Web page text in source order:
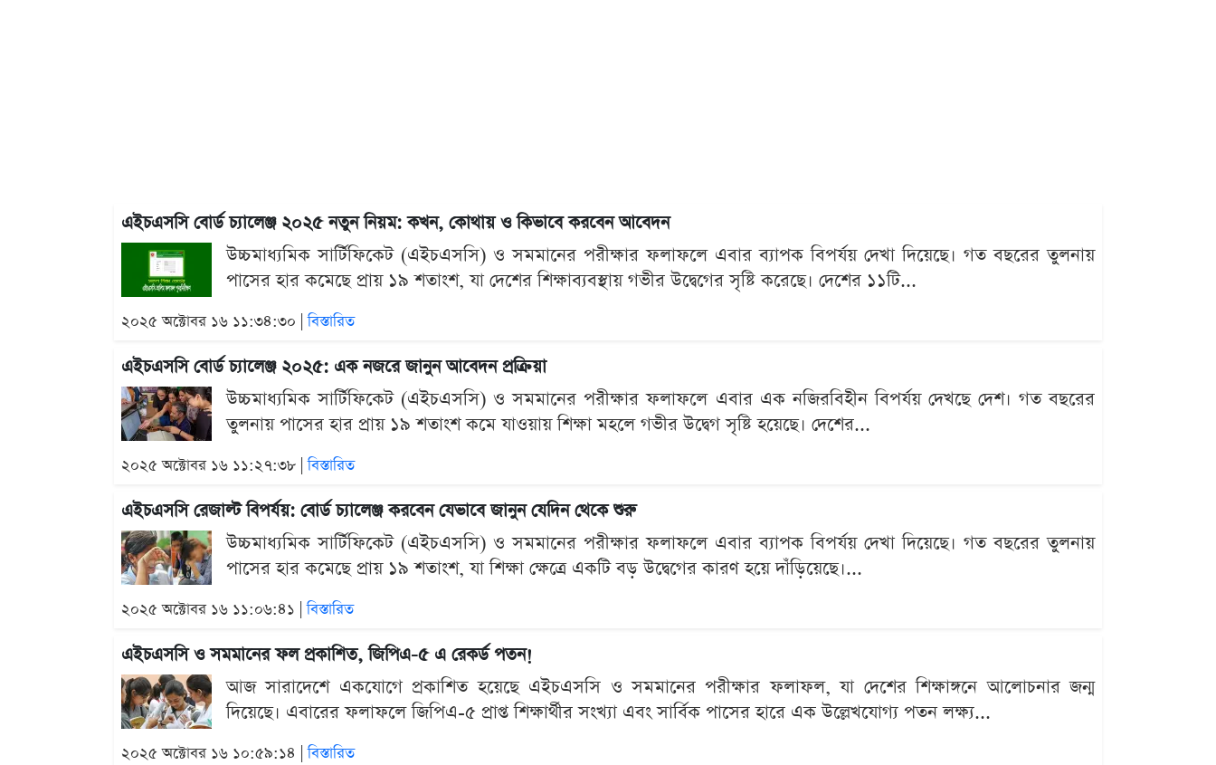
এইচএসসি বোর্ড চ্যালেঞ্জ ২০২৫ নতুন নিয়ম: কখন, কোথায় ও কিভাবে করবেন আবেদন
উচ্চমাধ্যমিক সার্টিফিকেট (এইচএসসি) ও সমমানের পরীক্ষার ফলাফলে এবার ব্যাপক বিপর্যয় দেখা দিয়েছে। গত বছরের তুলনায়
পাসের হার কমেছে প্রায় ১৯ শতাংশ, যা দেশের শিক্ষাব্যবস্থায় গভীর উদ্বেগের সৃষ্টি করেছে। দেশের ১১টি...
২০২৫ অক্টোবর ১৬ ১১:৩৪:৩০ |বিস্তারিত
এইচএসসি বোর্ড চ্যালেঞ্জ ২০২৫: এক নজরে জানুন আবেদন প্রক্রিয়া
উচ্চমাধ্যমিক সার্টিফিকেট (এইচএসসি) ও সমমানের পরীক্ষার ফলাফলে এবার এক নজিরবিহীন বিপর্যয় দেখছে দেশ। গত বছরের
তুলনায় পাসের হার প্রায় ১৯ শতাংশ কমে যাওয়ায় শিক্ষা মহলে গভীর উদ্বেগ সৃষ্টি হয়েছে। দেশের...
২০২৫ অক্টোবর ১৬ ১১:২৭:৩৮ |বিস্তারিত
এইচএসসি রেজাল্ট বিপর্যয়: বোর্ড চ্যালেঞ্জ করবেন যেভাবে জানুন যেদিন থেকে শুরু
উচ্চমাধ্যমিক সার্টিফিকেট (এইচএসসি) ও সমমানের পরীক্ষার ফলাফলে এবার ব্যাপক বিপর্যয় দেখা দিয়েছে। গত বছরের তুলনায়
পাসের হার কমেছে প্রায় ১৯ শতাংশ, যা শিক্ষা ক্ষেত্রে একটি বড় উদ্বেগের কারণ হয়ে দাঁড়িয়েছে।...
২০২৫ অক্টোবর ১৬ ১১:০৬:৪১ |বিস্তারিত
এইচএসসি ও সমমানের ফল প্রকাশিত, জিপিএ-৫ এ রেকর্ড পতন!
আজ সারাদেশে একযোগে প্রকাশিত হয়েছে এইচএসসি ও সমমানের পরীক্ষার ফলাফল, যা দেশের শিক্ষাঙ্গনে আলোচনার জন্ম
দিয়েছে। এবারের ফলাফলে জিপিএ-৫ প্রাপ্ত শিক্ষার্থীর সংখ্যা এবং সার্বিক পাসের হারে এক উল্লেখযোগ্য পতন লক্ষ্য...
২০২৫ অক্টোবর ১৬ ১০:৫৯:১৪ |বিস্তারিত